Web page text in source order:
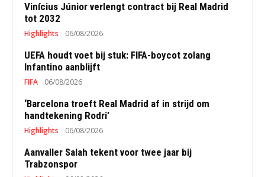
Vinícius Júnior verlengt contract bij Real Madrid
tot 2032
Highlights 06/08/2026
UEFA houdt voet bij stuk: FIFA-boycot zolang
Infantino aanblijft
FIFA 06/08/2026
‘Barcelona troeft Real Madrid af in strijd om
handtekening Rodri’
Highlights 06/08/2026
Aanvaller Salah tekent voor twee jaar bij
Trabzonspor